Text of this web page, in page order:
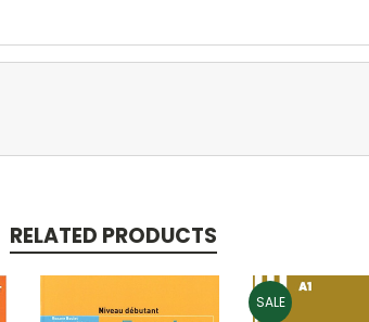
RELATED PRODUCTS
SALE